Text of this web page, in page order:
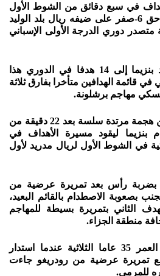
في سبع دقائق من الشوط الأول
ليقود ريال مدريد لفوز ساحق 6-صفر على ضيفه ريال بلد الوليد
دوري الدرجة الأولى الإسباني
وهذه الثلاثية رفعت رصيد بنزيما إلى 14 هدفا في الدوري هذا
في قائمة الهدافين متأخرا بفارق ثلاثة
مهاجم برشلونة.
وافتتح رودريغو الأهداف من هجمة مرتدة سلسة بعد 22 دقيقة من
بنزيما ليقود مسيرة الأهداف في
في الشوط الأول لريال مدريد لأول
بضربة رأس بعد تمريرة عرضية من
بصعوبة الاصطدام بالقائم البعيد،
الثاني بتمريرة بسيطة للمهاجم
منطقة الجزاء.
وأكمل اللاعب البالغ من العمر 35 عاما الثلاثية عندما استدار
تمريرة عرضية من رودريغو جاءت
للمرمى.